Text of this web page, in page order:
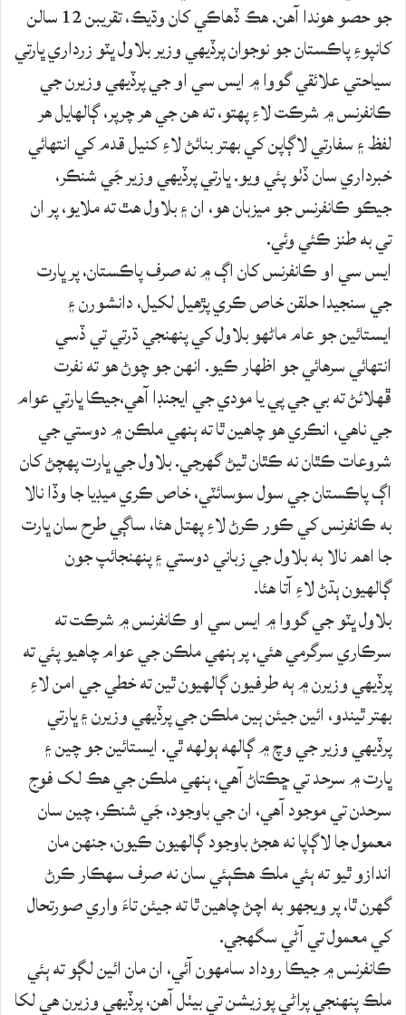
جو حصو هوندا آهن. هڪ ڏهاڪي کان وڌيڪ، تقريبن 12 سالن
کانپوءِ پاڪستان جو نوجوان پرڏيهي وزير بلاول ڀٽو زرداري ڀارتي
سياحتي علائقي گووا ۾ ايس سي او جي پرڏيهي وزيرن جي
ڪانفرنس ۾ شرڪت لاءِ پهتو، ته هن جي هر چرپر، ڳالهايل هر
لفظ ۽ سفارتي لاڳاپن کي بهتر بنائڻ لاءِ کنيل قدم کي انتهائي
خبرداري سان ڏٺو پئي ويو. ڀارتي پرڏيهي وزير جَي شنڪر،
جيڪو ڪانفرنس جو ميزبان هو، ان ۽ بلاول هٿ ته ملايو، پر ان
تي به طنز ڪئي وئي.
ايس سي او ڪانفرنس کان اڳ ۾ نه صرف پاڪستان، پر ڀارت
جي سنجيدا حلقن خاص ڪري پڙهيل لکيل، دانشورن ۽
ايستائين جو عام ماڻهو بلاول کي پنهنجي ڌرتي تي ڏسي
انتهائي سرهائي جو اظهار ڪيو. انهن جو چوڻ هو ته نفرت
ڦهلائڻ ته بي جي پي يا مودي جي ايجنڊا آهي،جيڪا ڀارتي عوام
جي ناهي، انڪري هو چاهين ٿا ته ٻنهي ملڪن ۾ دوستي جي
شروعات ڪٿان نه ڪٿان ٿيڻ گهرجي. بلاول جي ڀارت پهچڻ کان
اڳ پاڪستان جي سول سوسائٽي، خاص ڪري ميڊيا جا وڏا نالا
به ڪانفرنس کي ڪور ڪرڻ لاءِ پهتل هئا، ساڳي طرح سان ڀارت
جا اهم نالا به بلاول جي زباني دوستي ۽ پنهنجائپ جون
ڳالهيون ٻڌڻ لاءِ آتا هئا.
بلاول ڀٽو جي گووا ۾ ايس سي او ڪانفرنس ۾ شرڪت ته
سرڪاري سرگرمي هئي، پر ٻنهي ملڪن جي عوام چاهيو پئي ته
پرڏيهي وزيرن ۾ ٻه طرفيون ڳالهيون ٿين ته خطي جي امن لاءِ
بهتر ٿيندو، ائين جيئن ٻين ملڪن جي پرڏيهي وزيرن ۽ ڀارتي
پرڏيهي وزير جي وچ ۾ ڳالهه ٻولهه ٿي. ايستائين جو چين ۽
ڀارت ۾ سرحد تي ڇڪتاڻ آهي، ٻنهي ملڪن جي هڪ لک فوج
سرحدن تي موجود آهي، ان جي باوجود، جَي شنڪر، چين سان
معمول جا لاڳاپا نه هجڻ باوجود ڳالهيون ڪيون، جنهن مان
اندازو ٿيو ته ٻئي ملڪ هڪٻئي سان نه صرف سهڪار ڪرڻ
گهرن ٿا، پر ويجهو به اچڻ چاهين ٿا ته جيئن تاءَ واري صورتحال
کي معمول تي آڻي سگهجي.
ڪانفرنس ۾ جيڪا روداد سامهون آئي، ان مان ائين لڳو ته ٻئي
ملڪ پنهنجي پراڻي پوزيشن تي بيٺل آهن، پرڏيهي وزيرن هي لکا